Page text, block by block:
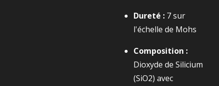
Dureté : 7sur
l'échelle de Mohs
Composition :
Dioxyde de Silicium
(SiO2​) avec